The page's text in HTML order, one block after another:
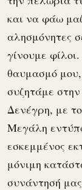
και να φάω
αλησμόνητες
γίνουμε
θαυμασμό
συζητάμε
Δενέγρη, με
Μεγάλη
εσκεμμένος
μόνιμη
συνάντησή